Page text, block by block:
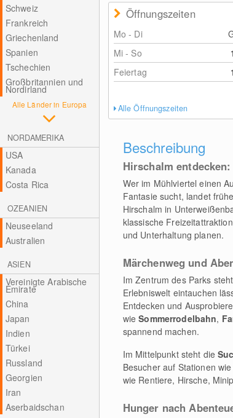
Schweiz
Frankreich
Griechenland
Spanien
Tschechien
Großbritannien und
Nordirland
Alle Länder in Europa
NORDAMERIKA
USA
Kanada
Costa Rica
OZEANIEN
Neuseeland
Australien
ASIEN
Vereinigte Arabische
Emirate
China
Japan
Indien
Türkei
Russland
Georgien
Iran
Aserbaidschan
Öffnungszeiten
Mo - Di
Mi - So
Feiertag
Alle Öffnungszeiten
Beschreibung
Hirschalm
Wer im Mühlviertel einen
Fantasie sucht, landet
Hirschalm in
klassische
und Unterhaltung planen.
Märchenweg und
Im Zentrum des Parks
Erlebniswelt eintauchen
Entdecken und
wieSommerrodelbahn,
spannend machen.
Im Mittelpunkt steht die
Besucher auf Stationen
wie Rentiere, Hirsche,
Hunger nach